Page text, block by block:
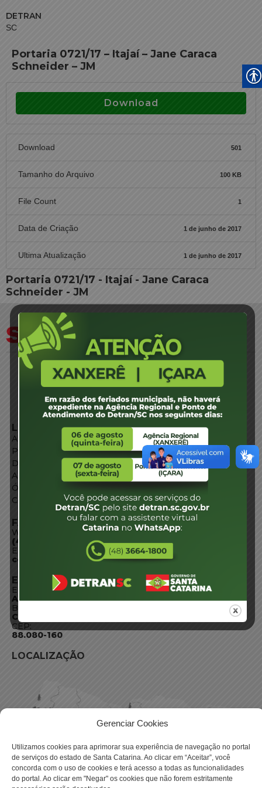
Gerenciar Cookies
Utilizamos cookies para aprimorar sua experiência de navegação no portal
de serviços do estado de Santa Catarina. Ao clicar em “Aceitar”, você
concorda com o uso de cookies e terá acesso a todas as funcionalidades
do portal. Ao clicar em "Negar" os cookies que não forem estritamente
DETRAN
SC
Portaria 0721/17 – Itajaí – Jane Caraca
Schneider – JM
Download
Download 501
Tamanho do Arquivo 100 KB
File Count 1
Data de Criação 1 de junho de 2017
Ultima Atualização 1 de junho de 2017
Portaria 0721/17 - Itajaí - Jane Caraca
Schneider - JM
LINKS EXTERNOS
Agência de Notícias
Portal de Serviços
Diário Oficial
Acesso à Informação
Órgãos do Governo
Conheça SC
FALE CONOSCO
WhatsApp:
(48) 3664-1800
E-mail:
centraldeinformacoes@detran.sc.gov.br
ENDEREÇO
Endereço:
Av. Almirante Tamandaré - 480
Bairro:
Coqueiros, Florianópolis SC
CEP:
88.080-160
LOCALIZAÇÃO